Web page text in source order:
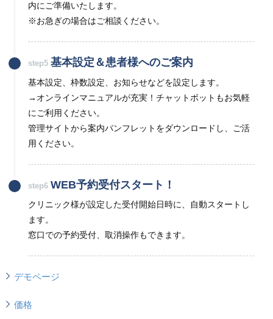
内にご準備いたします。
※お急ぎの場合はご相談ください。
step5基本設定＆患者様へのご案内
基本設定、枠数設定、お知らせなどを設定します。
→オンラインマニュアルが充実！チャットボットもお気軽
にご利用ください。
管理サイトから案内パンフレットをダウンロードし、ご活
用ください。
step6WEB予約受付スタート！
クリニック様が設定した受付開始日時に、自動スタートし
ます。
窓口での予約受付、取消操作もできます。
デモページ
価格